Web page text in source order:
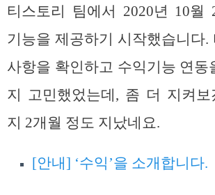
티스토리 팀에서 2020년 10월
기능을 제공하기 시작했습니다.
사항을 확인하고 수익기능 연동
지 고민했었는데, 좀 더 지켜보
지 2개월 정도 지났네요.
[안내] ‘수익’을 소개합니다.